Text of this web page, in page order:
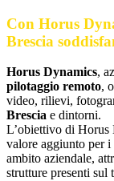
Con Horus
Brescia
Horus Dynamics,
pilotaggio remoto,
video, rilievi,
Brescia e dintorni.
L’obiettivo di Horus
valore aggiunto per
ambito aziendale,
strutture presenti sul